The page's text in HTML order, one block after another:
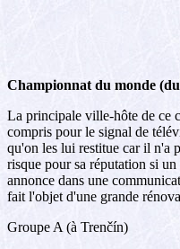
Championnat du monde
La principale ville-hôte de ce
compris pour le signal de
qu'on les lui restitue car il n'a
risque pour sa réputation si
annonce dans une
fait l'objet d'une grande
Groupe A (à Trenčín)